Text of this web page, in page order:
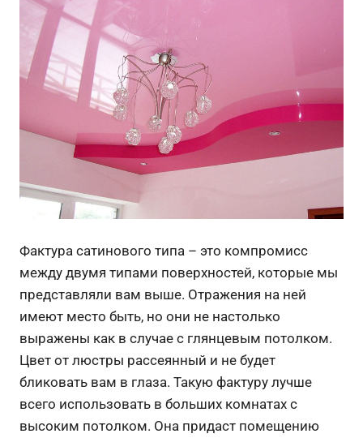
Фактура сатинового типа – это компромисс
между двумя типами поверхностей, которые мы
представляли вам выше. Отражения на ней
имеют место быть, но они не настолько
выражены как в случае с глянцевым потолком.
Цвет от люстры рассеянный и не будет
бликовать вам в глаза. Такую фактуру лучше
всего использовать в больших комнатах с
высоким потолком. Она придаст помещению